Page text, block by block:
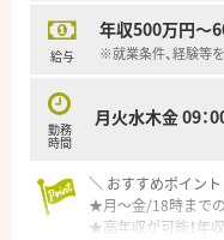
■東海以外にも多数
です。
給与
年収500万円～
※就業条件、経験等
勤務
時間
月火水木金 09：
＼ おすすめポイン
★月～金/18時までの
★高年収が可能！年